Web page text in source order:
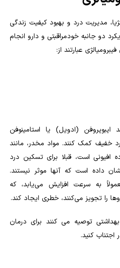
مدیریت درد و بهبود کیفیت زندگی
دو جانبه خودمراقبتی و دارو انجام
عبارتند از:
(ادویل) یا استامینوفن
خفیف کمک کنند. مواد مخدر، مانند
افیونی است، قبلا برای تسکین درد
داده است که آ‌نها موثر نیستند.
به سرعت افزایش می‌یابد، که
را تجویز می‌کنند، خطری ایجاد کند.
توصیه می کنند برای درمان
اجتناب کنید.